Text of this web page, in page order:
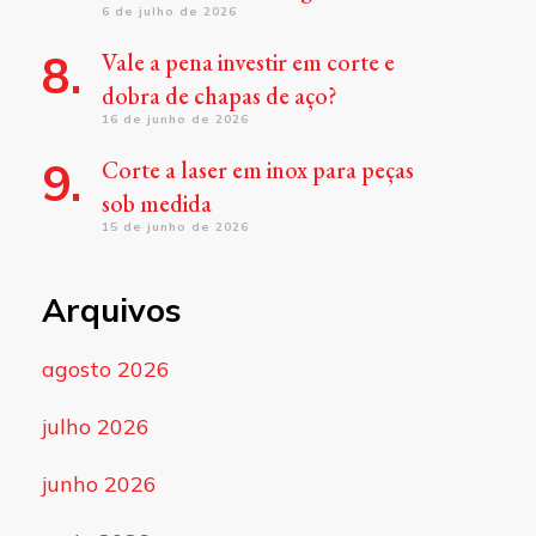
6 de julho de 2026
Vale a pena investir em corte e
dobra de chapas de aço?
16 de junho de 2026
Corte a laser em inox para peças
sob medida
15 de junho de 2026
Arquivos
agosto 2026
julho 2026
junho 2026